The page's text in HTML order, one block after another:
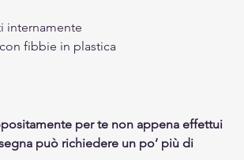
internamente
fibbie in plastica
per te non appena effettui
può richiedere un po’ più di